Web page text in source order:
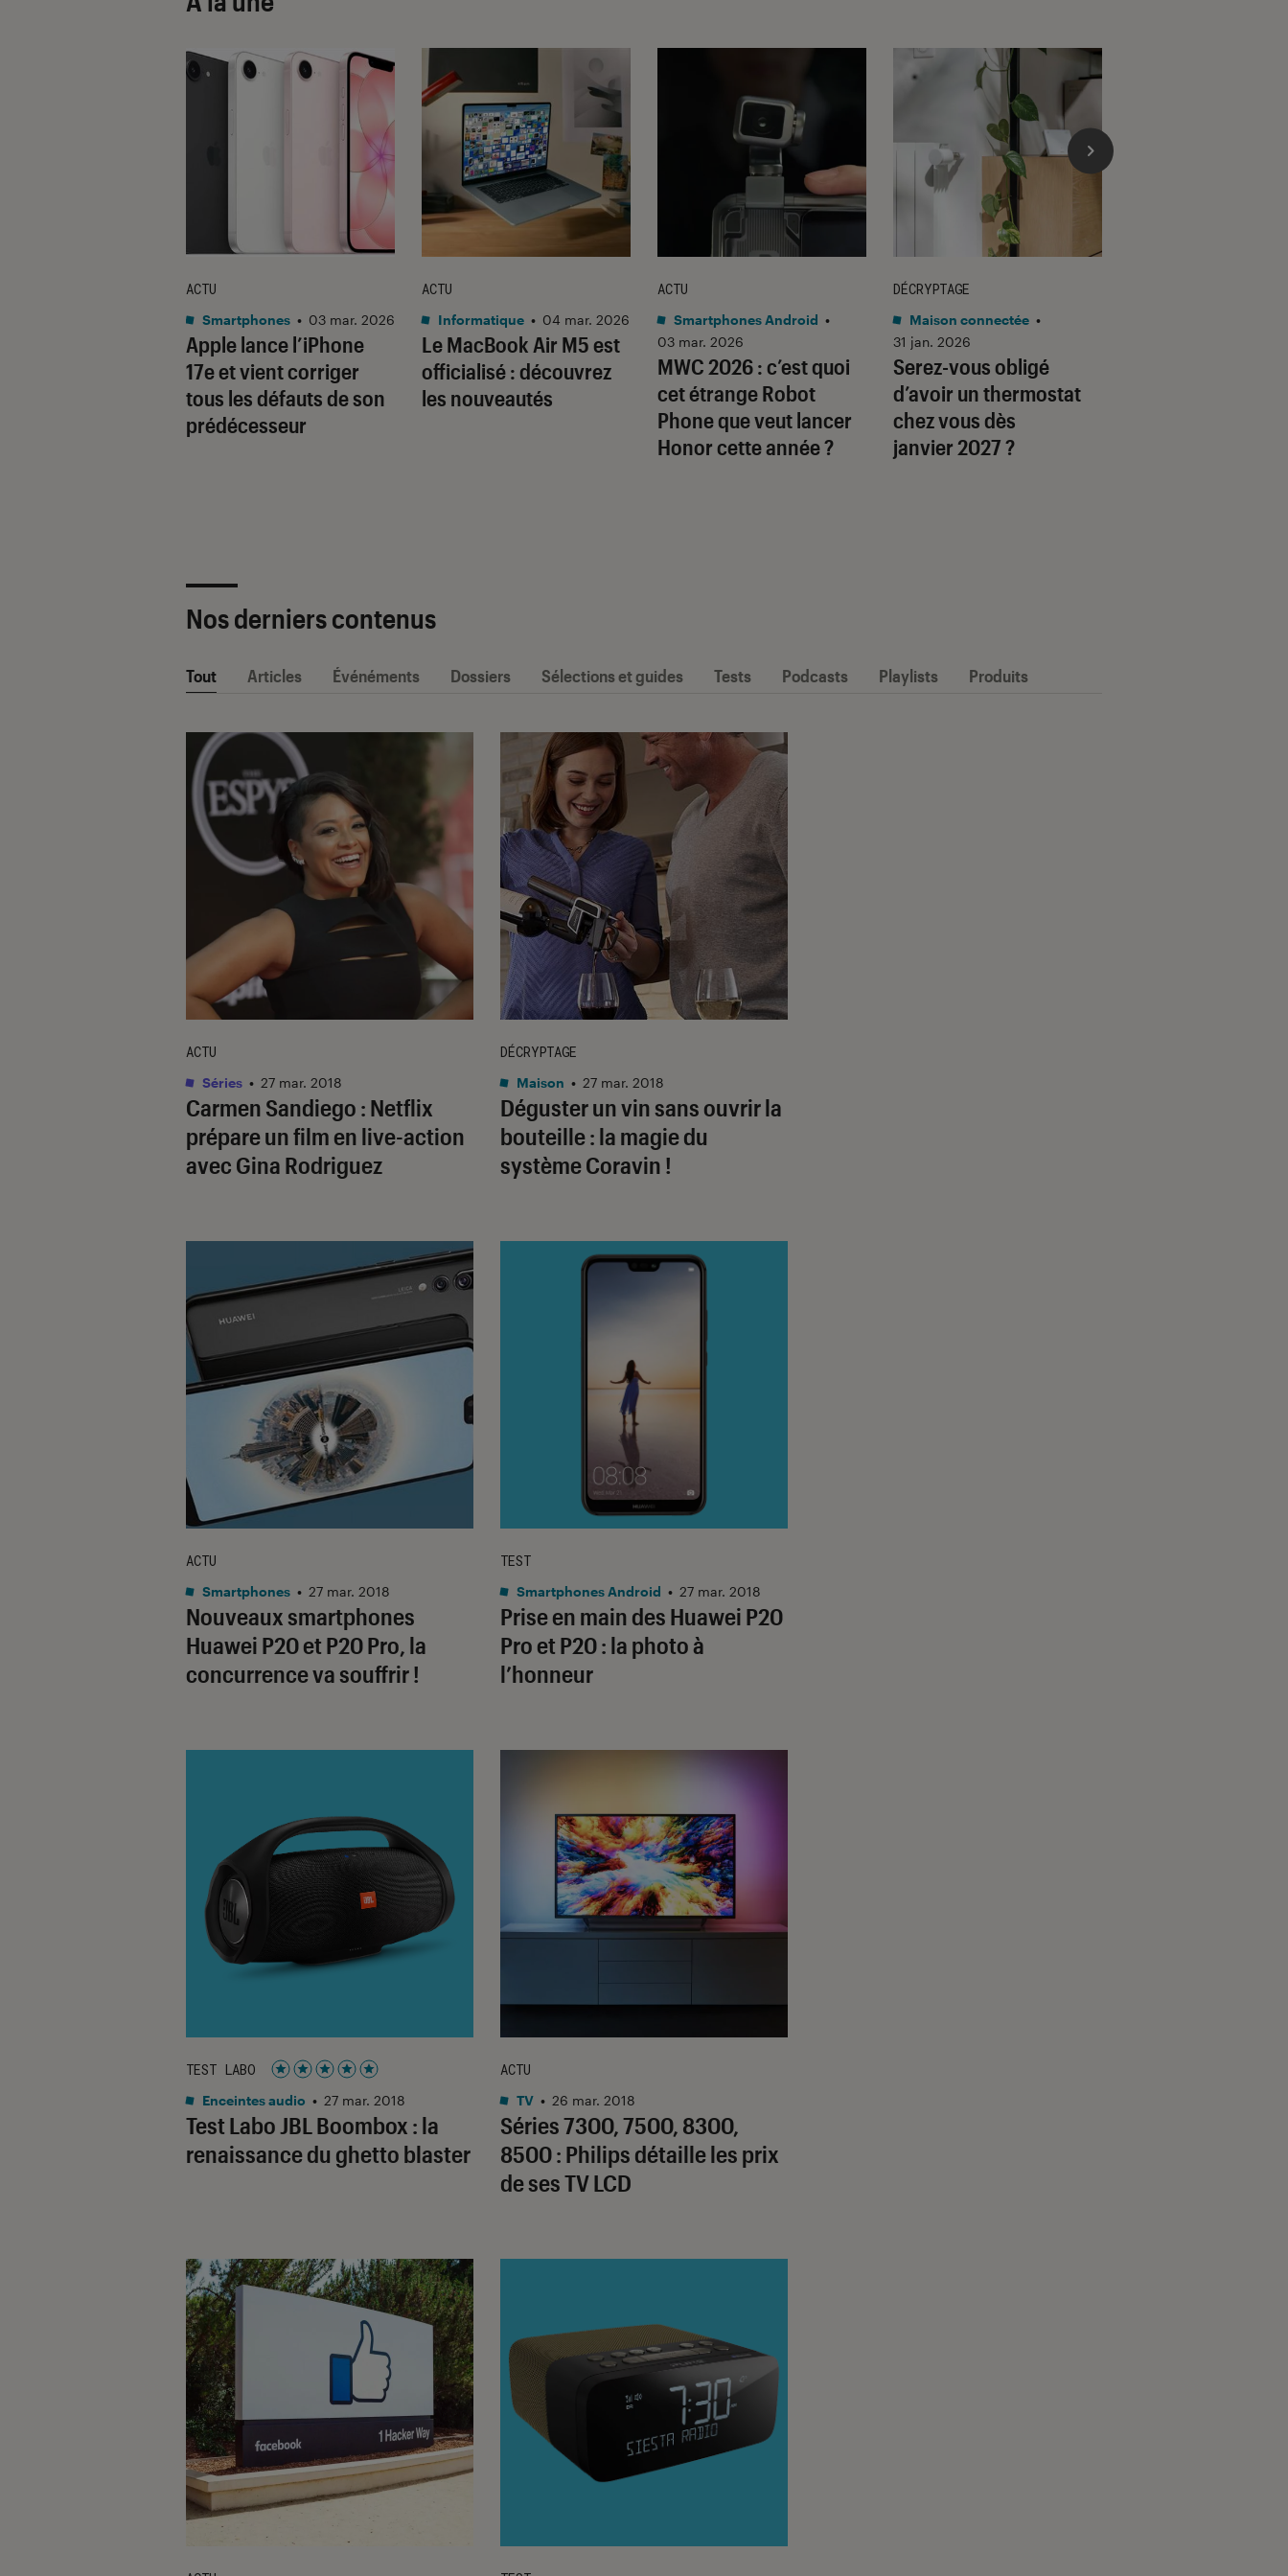
Apple lance l’iPhone
17e et vient corriger
tous les défauts de son
prédécesseur
ACTU
Smartphones • 03 mar. 2026
Le MacBook Air M5 est
officialisé : découvrez
les nouveautés
ACTU
Informatique • 04 mar. 2026
MWC 2026 : c’est quoi
cet étrange Robot
Phone que veut lancer
Honor cette année ?
ACTU
Smartphones Android •
03 mar. 2026
Serez-vous obligé
d’avoir un thermostat
chez vous dès
janvier 2027 ?
DÉCRYPTAGE
Maison connectée •
31 jan. 2026
Nos derniers contenus
Tout Articles Événéments Dossiers Sélections et guides Tests Podcasts Playlists Produits
Carmen Sandiego : Netflix
prépare un film en live-action
avec Gina Rodriguez
ACTU
Séries • 27 mar. 2018
Déguster un vin sans ouvrir la
bouteille : la magie du
système Coravin !
DÉCRYPTAGE
Maison • 27 mar. 2018
Nouveaux smartphones
Huawei P20 et P20 Pro, la
concurrence va souffrir !
ACTU
Smartphones • 27 mar. 2018
Prise en main des Huawei P20
Pro et P20 : la photo à
l’honneur
TEST
Smartphones Android • 27 mar. 2018
Test Labo JBL Boombox : la
renaissance du ghetto blaster
TEST LABO
Noté 5 étoiles sur 5
Enceintes audio • 27 mar. 2018
Séries 7300, 7500, 8300,
8500 : Philips détaille les prix
de ses TV LCD
ACTU
TV • 26 mar. 2018